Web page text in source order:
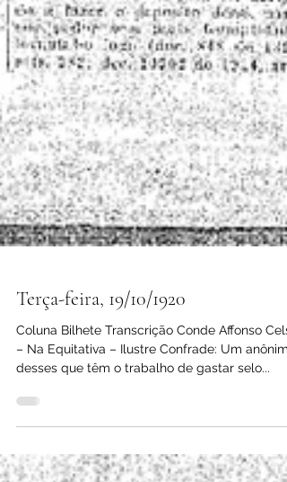
Terça-feira, 19/10/1920
Coluna Bilhete Transcrição Conde Affonso
desses que têm o trabalho de gastar selo...